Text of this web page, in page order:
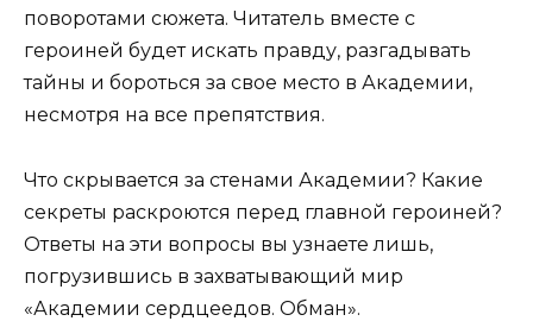
поворотами сюжета. Читатель вместе с
героиней будет искать правду, разгадывать
тайны и бороться за свое место в Академии,
несмотря на все препятствия.
Что скрывается за стенами Академии? Какие
секреты раскроются перед главной героиней?
Ответы на эти вопросы вы узнаете лишь,
погрузившись в захватывающий мир
«Академии сердцеедов. Обман».